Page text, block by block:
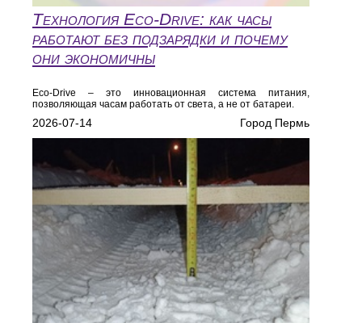
Технология Eco‑Drive: как часы
работают без подзарядки и почему
они экономичны
Eco‑Drive – это инновационная система питания,
позволяющая часам работать от света, а не от батареи.
2026-07-14 Город Пермь